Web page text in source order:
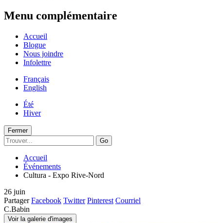
Menu complémentaire
Accueil
Blogue
Nous joindre
Infolettre
Français
English
Été
Hiver
Fermer
Go
Accueil
Événements
Cultura - Expo Rive-Nord
26 juin
Partager Facebook Twitter Pinterest Courriel
C.Babin
Voir la galerie d'images